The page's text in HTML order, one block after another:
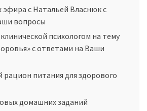
с Натальей Власнюк с
вопросы
психологом на тему
с ответами на Ваши
рацион питания для здорового
домашних заданий